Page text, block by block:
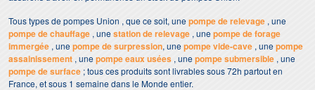
Tous types de pompes Union , que ce soit, unepompe de relevage , une
pompe de chauffage , unestation de relevage , unepompe de forage
immergée , unepompe de surpression, unepompe vide-cave , unepompe
assainissement , unepompe eaux usées , unepompe submersible , une
pompe de surface ; tous ces produits sont livrables sous 72h partout en
France, et sous 1 semaine dans le Monde entier.